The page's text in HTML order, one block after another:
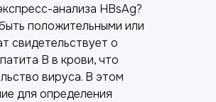
анализа HBsAg?
положительными или
свидетельствует о
B в крови, что
вируса. В этом
для определения